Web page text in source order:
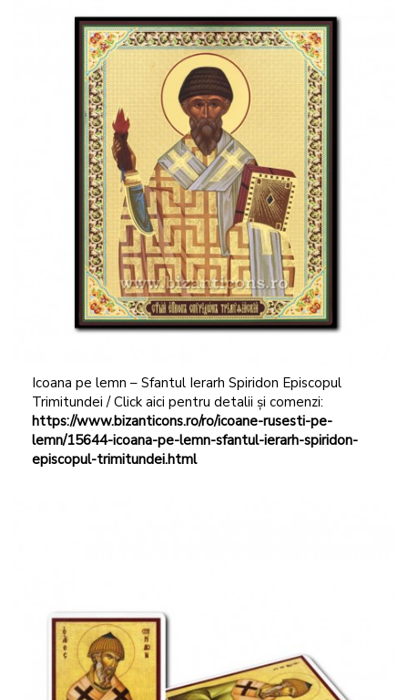
Icoana pe lemn – Sfantul Ierarh Spiridon Episcopul
Trimitundei / Click aici pentru detalii și comenzi:
https://www.bizanticons.ro/ro/icoane-rusesti-pe-
lemn/15644-icoana-pe-lemn-sfantul-ierarh-spiridon-
episcopul-trimitundei.html